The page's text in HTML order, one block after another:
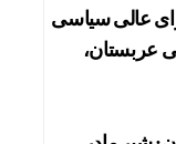
عالی سیاسی
عربستان،